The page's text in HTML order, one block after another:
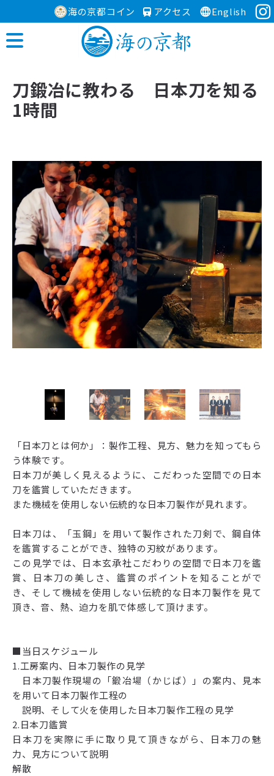
海の京都コイン アクセス English
刀鍛冶に教わる 日本刀を知る
1時間
「日本刀とは何か」：製作工程、見方、魅力を知ってもら
う体験です。
日本刀が美しく見えるように、こだわった空間での日本
刀を鑑賞していただきます。
また機械を使用しない伝統的な日本刀製作が見れます。
日本刀は、「玉鋼」を用いて製作された刀剣で、鋼自体
を鑑賞することができ、独特の刃紋があります。
この見学では、日本玄承社こだわりの空間で日本刀を鑑
賞、日本刀の美しさ、鑑賞のポイントを知ることがで
き、そして機械を使用しない伝統的な日本刀製作を見て
頂き、音、熱、迫力を肌で体感して頂けます。
■当日スケジュール
1.工房案内、日本刀製作の見学
日本刀製作現場の「鍛冶場（かじば）」の案内、見本
を用いて日本刀製作工程の
説明、そして火を使用した日本刀製作工程の見学
2.日本刀鑑賞
日本刀を実際に手に取り見て頂きながら、日本刀の魅
力、見方について説明
解散